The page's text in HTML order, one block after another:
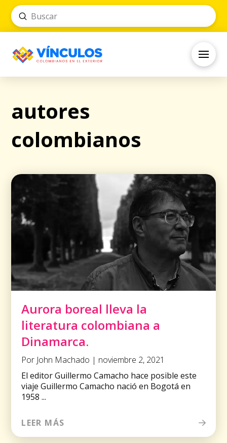
Search
Submit
autores
colombianos
Aurora boreal lleva la
literatura colombiana a
Dinamarca.
Por John Machado | noviembre 2, 2021
El editor Guillermo Camacho hace posible este
viaje Guillermo Camacho nació en Bogotá en
1958 ...
LEER MÁS